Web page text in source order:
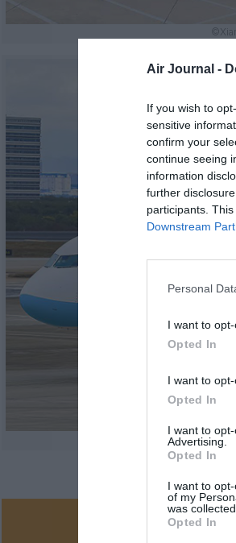
Air Journal -
If you wish to
sensitive
confirm your
continue seeing
information
further
participants.
Downstream
Personal
I want to
Opted In
I want to
Opted In
I want to
Advertising.
Opted In
I want to
of my
was collected.
Opted In
Vous avez